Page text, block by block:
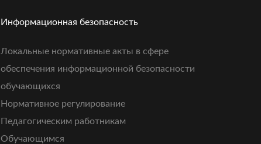
Информационная безопасность
Локальные нормативные акты в сфере
обеспечения информационной безопасности
обучающихся
Нормативное регулирование
Педагогическим работникам
Обучающимся